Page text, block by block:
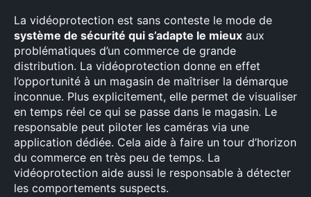
La vidéoprotection est sans conteste le mode de
système de sécurité qui s’adapte le mieux aux
problématiques d’un commerce de grande
distribution. La vidéoprotection donne en effet
l’opportunité à un magasin de maîtriser la démarque
inconnue. Plus explicitement, elle permet de visualiser
en temps réel ce qui se passe dans le magasin. Le
responsable peut piloter les caméras via une
application dédiée. Cela aide à faire un tour d’horizon
du commerce en très peu de temps. La
vidéoprotection aide aussi le responsable à détecter
les comportements suspects.